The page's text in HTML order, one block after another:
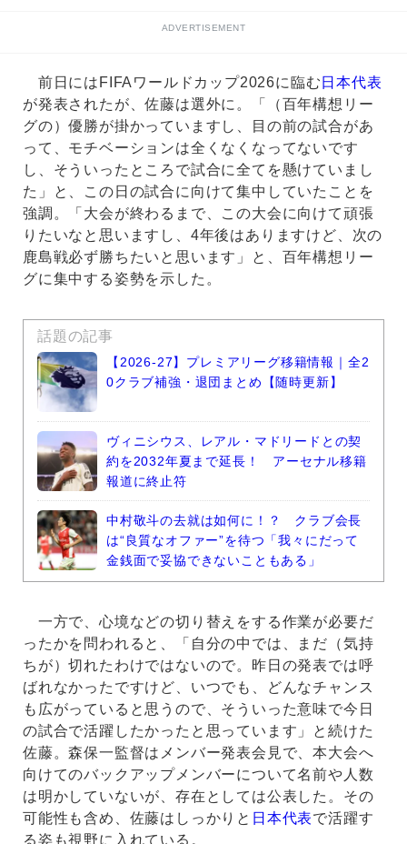
ADVERTISEMENT
前日にはFIFAワールドカップ2026に臨む 日本代表
が発表されたが、佐藤は選外に。「（百年構想リー
グの）優勝が掛かっていますし、目の前の試合があ
って、モチベーションは全くなくなってないです
し、そういったところで試合に全てを懸けていまし
た」と、この日の試合に向けて集中していたことを
強調。「大会が終わるまで、この大会に向けて頑張
りたいなと思いますし、4年後はありますけど、次の
鹿島戦必ず勝ちたいと思います」と、百年構想リー
グに集中する姿勢を示した。
話題の記事
【2026-27】プレミアリーグ移籍情報｜全2
0クラブ補強・退団まとめ【随時更新】
ヴィニシウス、レアル・マドリードとの契
約を2032年夏まで延長！ アーセナル移籍
報道に終止符
中村敬斗の去就は如何に！？ クラブ会長
は“良質なオファー”を待つ「我々にだって
金銭面で妥協できないこともある」
一方で、心境などの切り替えをする作業が必要だ
ったかを問われると、「自分の中では、まだ（気持
ちが）切れたわけではないので。昨日の発表では呼
ばれなかったですけど、いつでも、どんなチャンス
も広がっていると思うので、そういった意味で今日
の試合で活躍したかったと思っています」と続けた
佐藤。森保一監督はメンバー発表会見で、本大会へ
向けてのバックアップメンバーについて名前や人数
は明かしていないが、存在としては公表した。その
可能性も含め、佐藤はしっかりと 日本代表で活躍す
る姿も視野に入れている。